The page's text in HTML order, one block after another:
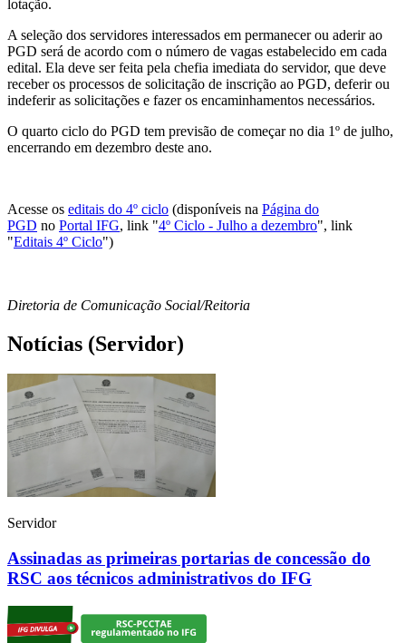
lotação.
A seleção dos servidores interessados em permanecer ou aderir ao
PGD será de acordo com o número de vagas estabelecido em cada
edital. Ela deve ser feita pela chefia imediata do servidor, que deve
receber os processos de solicitação de inscrição ao PGD, deferir ou
indeferir as solicitações e fazer os encaminhamentos necessários.
O quarto ciclo do PGD tem previsão de começar no dia 1º de julho,
encerrando em dezembro deste ano.
Acesse os editais do 4º ciclo (disponíveis na Página do
PGD no Portal IFG, link "4º Ciclo - Julho a dezembro", link
"Editais 4º Ciclo")
Diretoria de Comunicação Social/Reitoria
Notícias (Servidor)
Servidor
Assinadas as primeiras portarias de concessão do
RSC aos técnicos administrativos do IFG